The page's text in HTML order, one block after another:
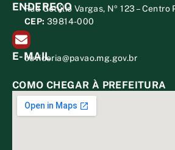
ENDEREÇO
Rua Getúlio Vargas, Nº 123 – Centro
CEP: 39814-000
E-MAIL
ouvidoria@pavao.mg.gov.br
COMO CHEGAR À PREFEITURA